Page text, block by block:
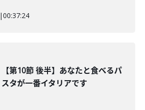
|00:37:24
【第10節 後半】あなたと食べるパ
スタが一番イタリアです